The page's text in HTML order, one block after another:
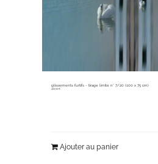
glissements furtifs ~ tirage limité n° 7/20 (100 x 75 cm)
400,00€
Ajouter au panier